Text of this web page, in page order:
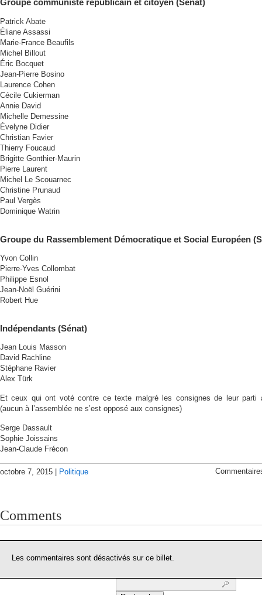
Groupe communiste républicain et citoyen (Sénat)
Patrick Abate
Éliane Assassi
Marie-France Beaufils
Michel Billout
Éric Bocquet
Jean-Pierre Bosino
Laurence Cohen
Cécile Cukierman
Annie David
Michelle Demessine
Évelyne Didier
Christian Favier
Thierry Foucaud
Brigitte Gonthier-Maurin
Pierre Laurent
Michel Le Scouarnec
Christine Prunaud
Paul Vergès
Dominique Watrin
Groupe du Rassemblement Démocratique et Social Européen
Yvon Collin
Pierre-Yves Collombat
Philippe Esnol
Jean-Noël Guérini
Robert Hue
Indépendants (Sénat)
Jean Louis Masson
David Rachline
Stéphane Ravier
Alex Türk
Et ceux qui ont voté contre ce texte malgré les consignes de leur parti
(aucun à l’assemblée ne s’est opposé aux consignes)
Serge Dassault
Sophie Joissains
Jean-Claude Frécon
octobre 7, 2015 | Politique
Comments
Les commentaires sont désactivés sur ce billet.